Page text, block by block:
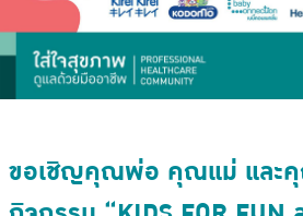
ขอเชิญคุณพ่อ คุณแม่ และ